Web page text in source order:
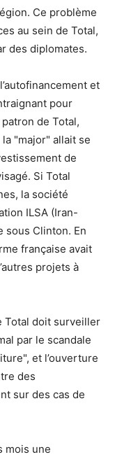
Ce problème
au sein de Total,
des diplomates.
et
pour
de Total,
"major" allait se
de
Si Total
la société
ILSA (Iran-
sous Clinton. En
française avait
projets à
Total doit surveiller
par le scandale
et l’ouverture
des
sur des cas de
mois une